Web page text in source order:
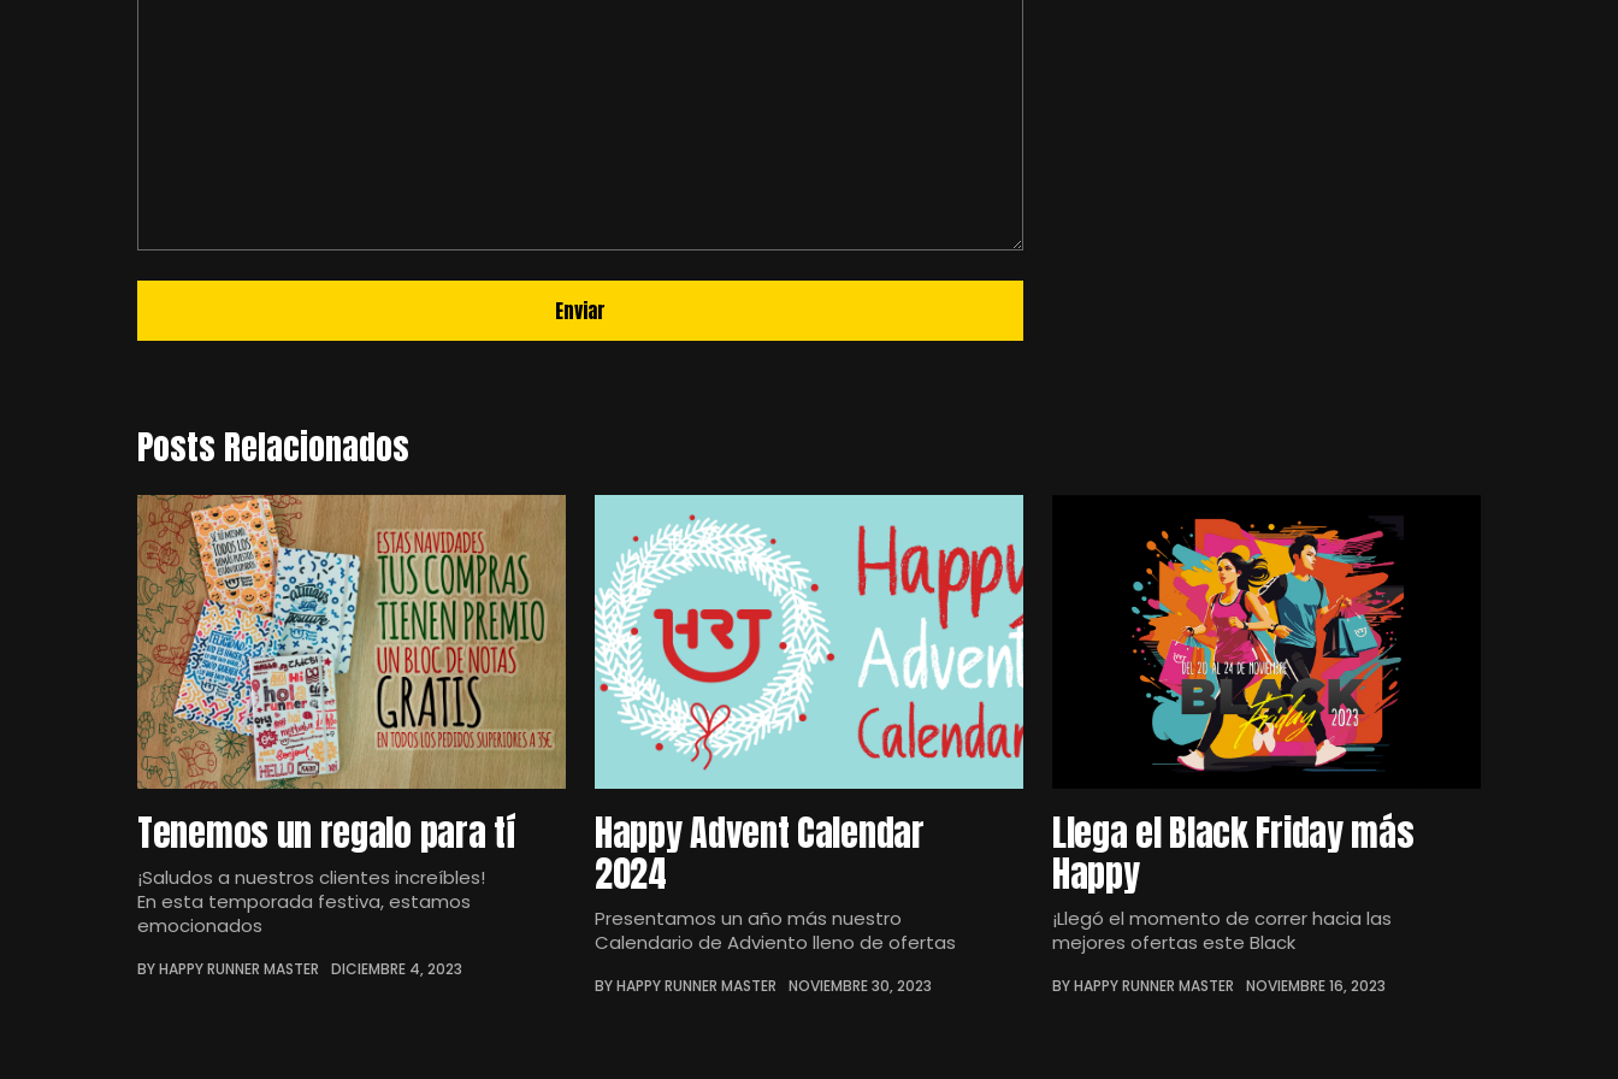
Posts Relacionados
Tenemos un regalo para tí
¡Saludos a nuestros clientes increíbles!
En esta temporada festiva, estamos
emocionados
BY HAPPY RUNNER MASTER DICIEMBRE 4, 2023
Happy Advent Calendar
2024
Presentamos un año más nuestro
Calendario de Adviento lleno de ofertas
BY HAPPY RUNNER MASTER NOVIEMBRE 30, 2023
Llega el Black Friday más
Happy
¡Llegó el momento de correr hacia las
mejores ofertas este Black
BY HAPPY RUNNER MASTER NOVIEMBRE 16, 2023